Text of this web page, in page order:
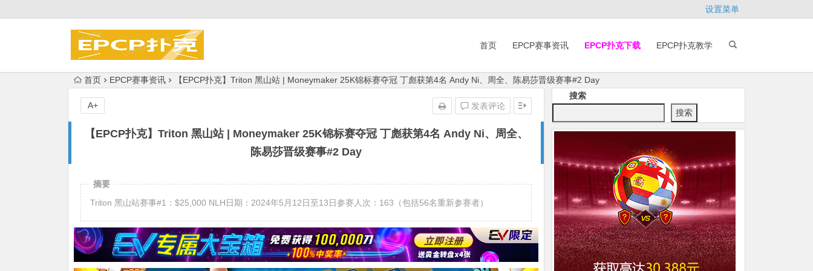
设置菜单
首页 EPCP赛事资讯 EPCP扑克下载 EPCP扑克教学
首页 EPCP赛事资讯 【EPCP扑克】Triton 黑山站 | Moneymaker 25K锦标赛夺冠 丁彪获第4名 Andy Ni、周全、陈易莎晋级赛事#2 Day
【EPCP扑克】Triton 黑山站 | Moneymaker 25K锦标赛夺冠 丁彪获第4名 Andy Ni、周全、
陈易莎晋级赛事#2 Day
发表评论
A+
摘要
Triton 黑山站赛事#1：$25,000 NLH日期：2024年5月12日至13日参赛人次：163（包括56名重新参赛者）
搜索
搜索